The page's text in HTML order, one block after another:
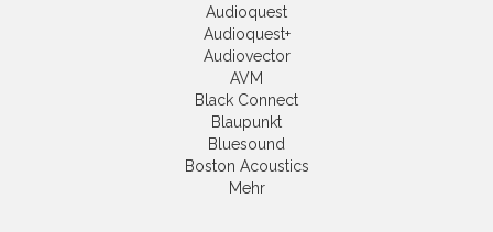
Audioquest
Audioquest+
Audiovector
AVM
Black Connect
Blaupunkt
Bluesound
Boston Acoustics
Mehr